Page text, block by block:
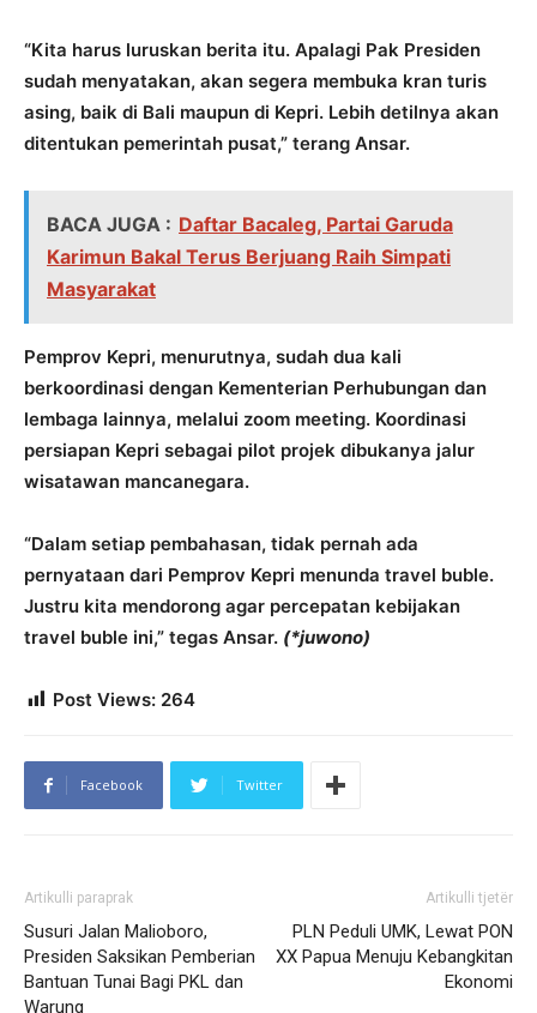
“Kita harus luruskan berita itu. Apalagi Pak Presiden
sudah menyatakan, akan segera membuka kran turis
asing, baik di Bali maupun di Kepri. Lebih detilnya akan
ditentukan pemerintah pusat,” terang Ansar.
BACA JUGA : Daftar Bacaleg, Partai Garuda
Karimun Bakal Terus Berjuang Raih Simpati
Masyarakat
Pemprov Kepri, menurutnya, sudah dua kali
berkoordinasi dengan Kementerian Perhubungan dan
lembaga lainnya, melalui zoom meeting. Koordinasi
persiapan Kepri sebagai pilot projek dibukanya jalur
wisatawan mancanegara.
“Dalam setiap pembahasan, tidak pernah ada
pernyataan dari Pemprov Kepri menunda travel buble.
Justru kita mendorong agar percepatan kebijakan
travel buble ini,” tegas Ansar. (*juwono)
Post Views: 264
Facebook Twitter
Artikulli paraprak
Susuri Jalan Malioboro,
Presiden Saksikan Pemberian
Bantuan Tunai Bagi PKL dan
Warung
Artikulli tjetër
PLN Peduli UMK, Lewat PON
XX Papua Menuju Kebangkitan
Ekonomi